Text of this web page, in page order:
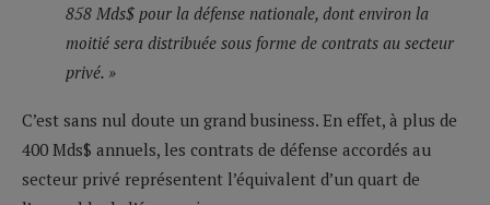
858 Mds$ pour la défense nationale, dont environ la
moitié sera distribuée sous forme de contrats au secteur
privé. »
C’est sans nul doute un grand business. En effet, à plus de
400 Mds$ annuels, les contrats de défense accordés au
secteur privé représentent l’équivalent d’un quart de